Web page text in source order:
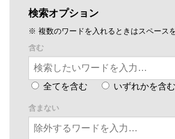
検索オプション
※ 複数のワードを入れるときはスペース
含む
全てを含む いずれかを含む
含まない